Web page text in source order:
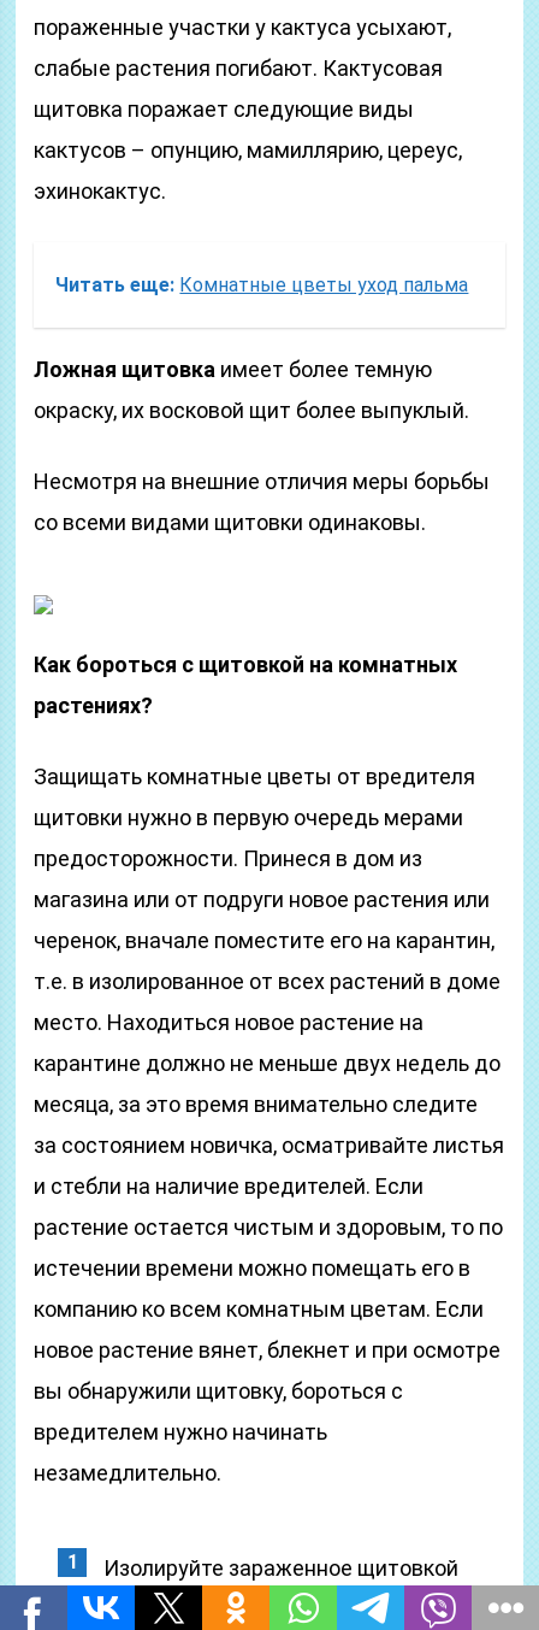
пораженные участки у кактуса усыхают,
слабые растения погибают. Кактусовая
щитовка поражает следующие виды
кактусов – опунцию, мамиллярию, цереус,
эхинокактус.
Читать еще: Комнатные цветы уход пальма
Ложная щитовка имеет более темную
окраску, их восковой щит более выпуклый.
Несмотря на внешние отличия меры борьбы
со всеми видами щитовки одинаковы.
Как бороться с щитовкой на комнатных
растениях?
Защищать комнатные цветы от вредителя
щитовки нужно в первую очередь мерами
предосторожности. Принеся в дом из
магазина или от подруги новое растения или
черенок, вначале поместите его на карантин,
т.е. в изолированное от всех растений в доме
место. Находиться новое растение на
карантине должно не меньше двух недель до
месяца, за это время внимательно следите
за состоянием новичка, осматривайте листья
и стебли на наличие вредителей. Если
растение остается чистым и здоровым, то по
истечении времени можно помещать его в
компанию ко всем комнатным цветам. Если
новое растение вянет, блекнет и при осмотре
вы обнаружили щитовку, бороться с
вредителем нужно начинать
незамедлительно.
Изолируйте зараженное щитовкой
комнатное растение, поставив его